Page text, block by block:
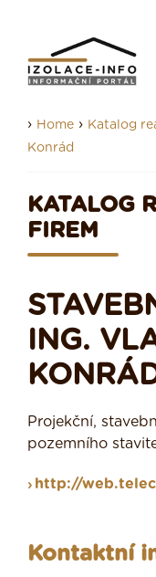
› Home › Katalog
Konrád
KATALOG
FIREM
ING.
Projekční,
pozemního
http://
Kontaktní